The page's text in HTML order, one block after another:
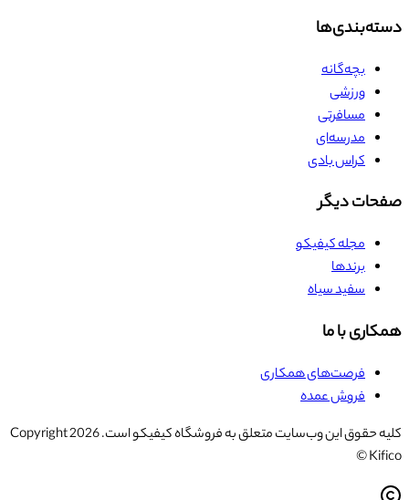
دسته‌بندی‌ها
بچه‌گانه
ورزشی
مسافرتی
مدرسه‌ای
کراس بادی
صفحات دیگر
مجله کیفیکو
برندها
سفید سیاه
همکاری با ما
فرصت‌های همکاری
فروش عمده
کلیه حقوق این وب‌سایت متعلق به فروشگاه کیفیکو است. Copyright2026
© Kifico